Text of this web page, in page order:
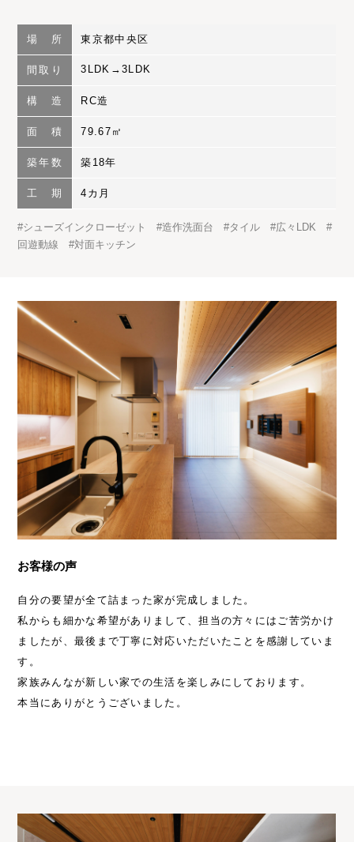
場 所 東京都中央区
間取り 3LDK→3LDK
構 造 RC造
面 積 79.67㎡
築年数 築18年
工 期 4カ月
#シューズインクローゼット #造作洗面台 #タイル #広々LDK
#
回遊動線
#対面キッチン
お客様の声
自分の要望が全て詰まった家が完成しました。
私からも細かな希望がありまして、担当の方々にはご苦労かけ
ましたが、最後まで丁寧に対応いただいたことを感謝していま
す。
家族みんなが新しい家での生活を楽しみにしております。
本当にありがとうございました。